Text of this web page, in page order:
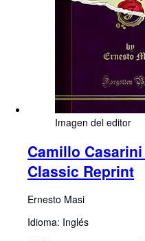
Imagen del editor
Camillo
Classic Reprint
Ernesto Masi
Idioma: Inglés